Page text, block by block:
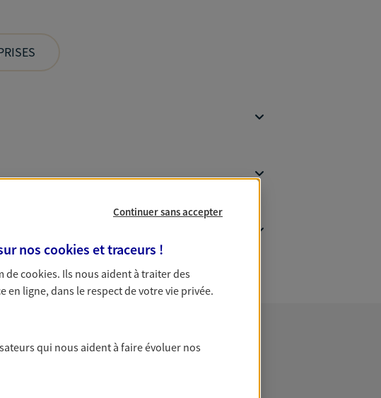
Continuer sans accepter
nos cookies et traceurs !
decookies. Ils nous aident à traiter des
ligne, dans le respect de votre vie privée.
qui nous aident à faire évoluer nos